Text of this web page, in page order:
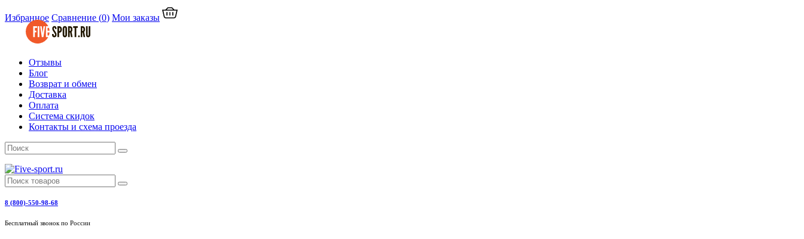
Избранное Сравнение (0) Мои заказы
Отзывы
Блог
Возврат и обмен
Доставка
Оплата
Система скидок
Контакты и схема проезда
8 (800)-550-98-68
Бесплатный звонок по России